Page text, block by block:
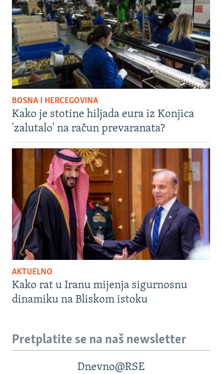
BOSNA I HERCEGOVINA
Kako je stotine hiljada eura iz Konjica
'zalutalo' na račun prevaranata?
AKTUELNO
Kako rat u Iranu mijenja sigurnosnu
dinamiku na Bliskom istoku
Pretplatite se na naš newsletter
Dnevno@RSE